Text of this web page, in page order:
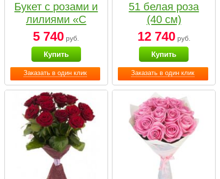
Заказать в один клик
Букет с розами и
лилиями «С
наилучшими
пожеланиями»
5 740 руб.
Купить
Заказать в один клик
51 белая роза
(40 см)
12 740руб.
Купить